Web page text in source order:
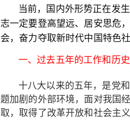
当前，国内外形势正在发
志一定要登高望远、居安思危
会，奋力夺取新时代中国特色
一、过去五年的工作和历
十八大以来的五年，是党
题加剧的外部环境，面对我国
取，取得了改革开放和社会主